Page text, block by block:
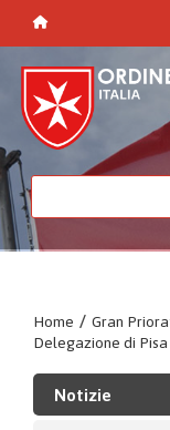
Home / Gran
Delegazione di
Notizie